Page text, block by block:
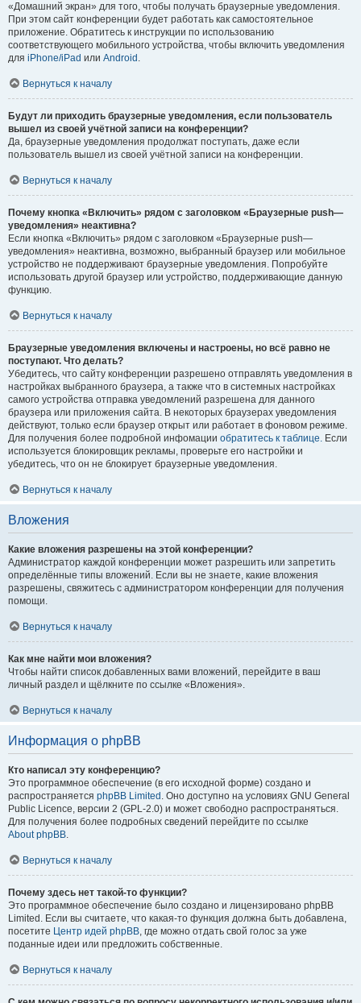
«Домашний экран» для того, чтобы получать браузерные уведомления.
При этом сайт конференции будет работать как самостоятельное
приложение. Обратитесь к инструкции по использованию
соответствующего мобильного устройства, чтобы включить уведомления
для iPhone/iPad или Android .
Вернуться к началу
Будут ли приходить браузерные уведомления, если пользователь
вышел из своей учётной записи на конференции?
Да, браузерные уведомления продолжат поступать, даже если
пользователь вышел из своей учётной записи на конференции.
Вернуться к началу
Почему кнопка «Включить» рядом с заголовком «Браузерные push—
уведомления» неактивна?
Если кнопка «Включить» рядом с заголовком «Браузерные push—
уведомления» неактивна, возможно, выбранный браузер или мобильное
устройство не поддерживают браузерные уведомления. Попробуйте
использовать другой браузер или устройство, поддерживающие данную
функцию.
Вернуться к началу
Браузерные уведомления включены и настроены, но всё равно не
поступают. Что делать?
Убедитесь, что сайту конференции разрешено отправлять уведомления в
настройках выбранного браузера, а также что в системных настройках
самого устройства отправка уведомлений разрешена для данного
браузера или приложения сайта. В некоторых браузерах уведомления
действуют, только если браузер открыт или работает в фоновом режиме.
Для получения более подробной инфомации обратитесь к таблице. Если
используется блокировщик рекламы, проверьте его настройки и
убедитесь, что он не блокирует браузерные уведомления.
Вернуться к началу
Вложения
Какие вложения разрешены на этой конференции?
Администратор каждой конференции может разрешить или запретить
определённые типы вложений. Если вы не знаете, какие вложения
разрешены, свяжитесь с администратором конференции для получения
помощи.
Вернуться к началу
Как мне найти мои вложения?
Чтобы найти список добавленных вами вложений, перейдите в ваш
личный раздел и щёлкните по ссылке «Вложения».
Вернуться к началу
Информация о phpBB
Кто написал эту конференцию?
Это программное обеспечение (в его исходной форме) создано и
распространяется phpBB Limited . Оно доступно на условиях GNU General
Public Licence, версии 2 (GPL-2.0) и может свободно распространяться.
Для получения более подробных сведений перейдите по ссылке
About phpBB.
Вернуться к началу
Почему здесь нет такой-то функции?
Это программное обеспечение было создано и лицензировано phpBB
Limited. Если вы считаете, что какая-то функция должна быть добавлена,
посетите Центр идей phpBB, где можно отдать свой голос за уже
поданные идеи или предложить собственные.
Вернуться к началу